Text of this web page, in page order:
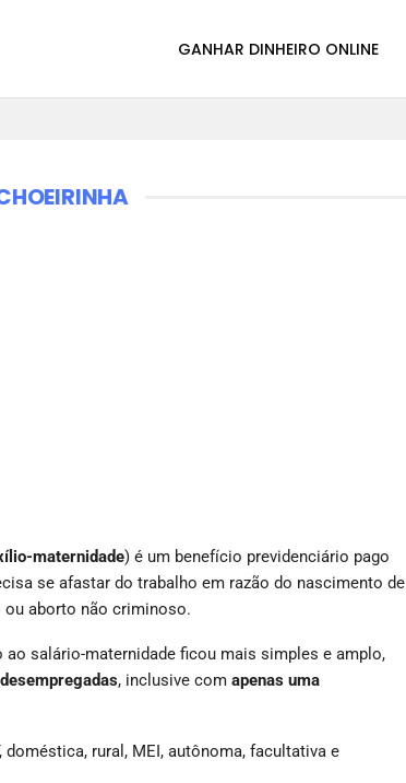
GANHAR DINHEIRO ONLINE
maternidade) é um benefício previdenciário pago
se afastar do trabalho em razão do nascimento de
ou aborto não criminoso.
ao salário-maternidade ficou mais simples e amplo,
, inclusive com apenas uma
doméstica, rural, MEI, autônoma, facultativa e